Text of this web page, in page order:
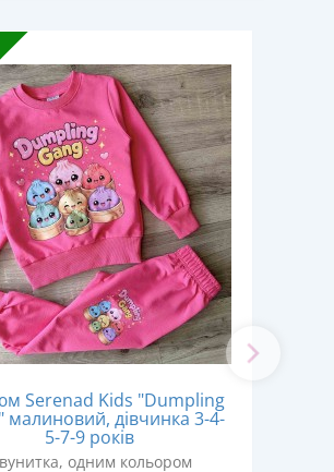
Serenad Kids "Dumpling
малиновий, дівчинка 3-4-
5-7-9 років
одним кольором